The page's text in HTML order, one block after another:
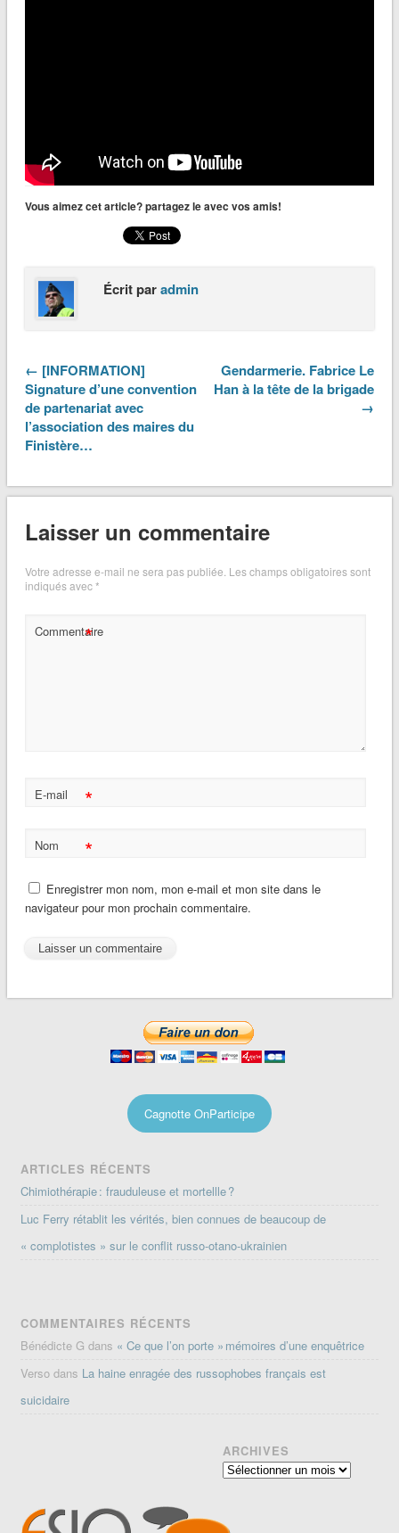
Vous aimez cet article? partagez le avec vos amis!
Écrit paradmin
← [INFORMATION]
Signature d’une convention
de partenariat avec
l’association des maires du
Finistère…
Gendarmerie. Fabrice Le
Han à la tête de la brigade
→
Laisser un commentaire
Votre adresse e-mail ne sera pas publiée. Les champs obligatoires sont
indiqués avec*
Commentaire
*
E-mail *
Nom *
Enregistrer mon nom, mon e-mail et mon site dans le
navigateur pour mon prochain commentaire.
Cagnotte OnParticipe
ARTICLES RÉCENTS
Chimiothérapie : frauduleuse et mortellle ?
Luc Ferry rétablit les vérités, bien connues de beaucoup de
« complotistes » sur le conflit russo-otano-ukrainien
COMMENTAIRES RÉCENTS
Bénédicte G dans « Ce que l’on porte » mémoires d’une enquêtrice
Verso dans La haine enragée des russophobes français est
suicidaire
ARCHIVES
Archives